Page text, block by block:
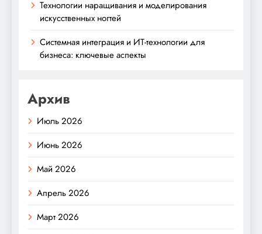
Технологии наращивания и моделирования
искусственных ногтей
Системная интеграция и ИТ-технологии для
бизнеса: ключевые аспекты
Архив
Июль 2026
Июнь 2026
Май 2026
Апрель 2026
Март 2026